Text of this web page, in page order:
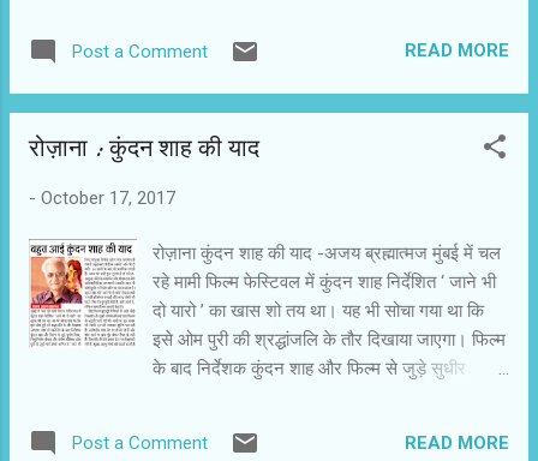
निर्देशक की सोच को अधिकतम संभावनाओं के साथ
फलीभूत करते हैं। उनकी यह खूबी ‘ सीक्रेट सुपरस्‍टार ’
मजेदार तरीके से पेश किया है। पर्दे पर उन्‍होंने अपनी
मौजूदगी फिल्‍म को रोशन करती है,लेकिन वे जायरा वसीम
पारिवारिक फिल्‍म है। रुढि़यों में जी रहे देश के अधिकांश
परिवारों की यह कहानी धीरे से मां-बेटी के ‘ डटे रहने ’ की
कहानी बन जाती है। हमें द्रवित करती है। आंखें नम होती
हैं और बार-बार गला रुंध जाता है। वडोदरा के
निम्‍नमध्‍यवर्गीय मुस्लिम परिवार की इंसिया को गिटा...
Post a Comment READ MORE
रोज़ाना : कुंदन शाह की याद
- October 17, 2017
रोज़ाना कुंदन शाह की याद -अजय ब्रह्मात्‍मज मुंबई में चल
रहे मामी फिल्‍म फेस्टिवल में कुंदन शाह निर्देशित ‘ जाने भी
दो यारो ’ का खास शो तय था। यह भी सोचा गया था कि
इसे ओम पुरी की श्रद्धांजलि के तौर दिखाया जाएगा। फिल्‍म
के बाद निर्देशक कुंदन शाह और फिल्‍म से जुड़े सुधीर
में भी बातें करेंगे। इस बीच 7 अक्‍टूबर को कुंदन शाह का
Post a Comment READ MORE